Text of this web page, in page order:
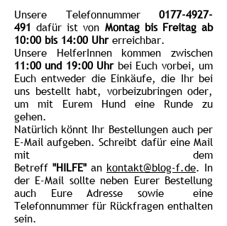
Unsere Telefonnummer 0177-4927-
491 dafür ist von Montag bis Freitag ab
10:00 bis 14:00 Uhrerreichbar.
Unsere HelferInnen kommen zwischen
11:00 und 19:00 Uhrbei Euch vorbei, um
Euch entweder die Einkäufe, die Ihr bei
uns bestellt habt, vorbeizubringen oder,
um mit Eurem Hund eine Runde zu
gehen.
Natürlich könnt Ihr Bestellungen auch per
E-Mail aufgeben. Schreibt dafür eine Mail
mit dem
Betreff "HILFE" an kontakt@blog-f.de. In
der E-Mail sollte neben Eurer Bestellung
auch Eure Adresse sowie eine
Telefonnummer für Rückfragen enthalten
sein.